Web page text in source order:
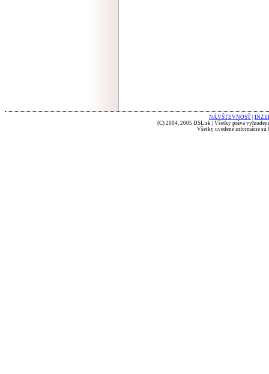
NÁVŠTEVNOSŤ
(C) 2004, 2005 DSL.sk | Všetky práva
Všetky uvedené informácie sú